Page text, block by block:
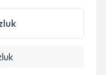
ilişkinAydınlatma
belirtilen